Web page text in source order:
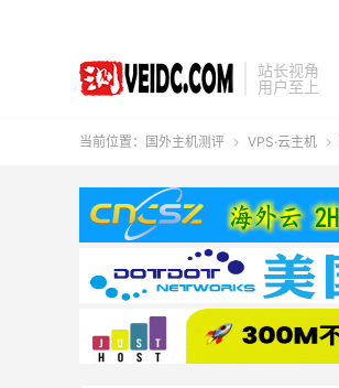
站长视角
用户至上
当前位置： 国外主机测评  VPS·云主机 